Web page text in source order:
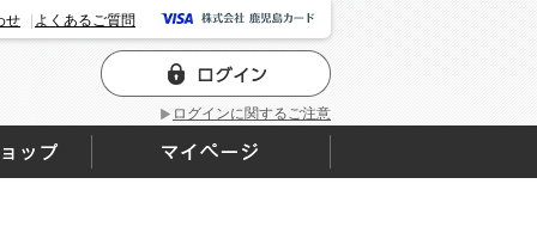
ログインに関するご注意
せ よくあるご質問